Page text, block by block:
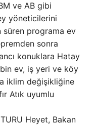
ve AB gibi
yöneticilerini
süren programa ev
sonra
konuklara Hatay
ev, iş yeri ve köy
iklim değişikliğine
Atık uyumlu
Heyet, Bakan